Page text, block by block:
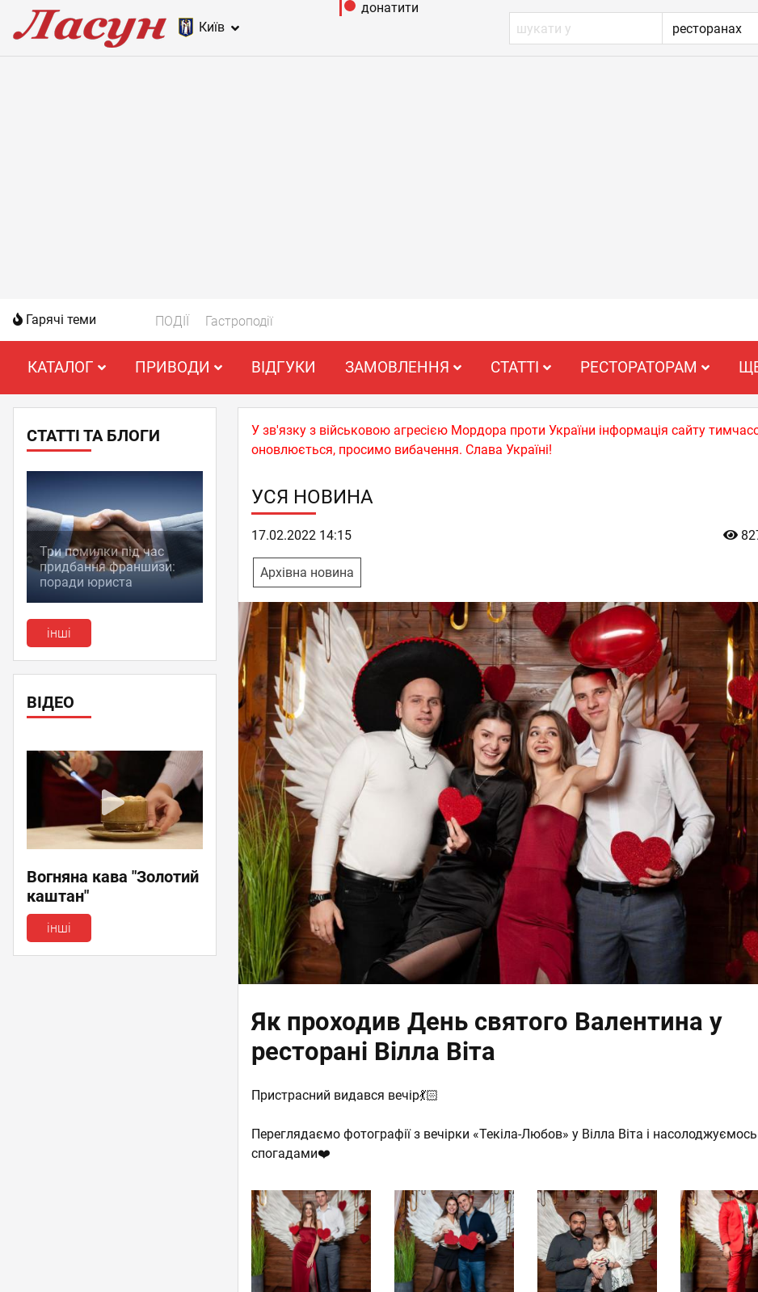
Київ
донатити
Гарячі теми ПОДІЇ Гастроподії
КАТАЛОГ ПРИВОДИ ВІДГУКИ ЗАМОВЛЕННЯ СТАТТІ РЕСТОРАТОРАМ
СТАТТІ ТА БЛОГИ
Три помилки під час
придбання франшизи:
поради юриста
інші
ВІДЕО
Вогняна кава "Золотий
каштан"
інші
У зв'язку з військовою агресією Мордора проти України інформація сайту
оновлюється, просимо вибачення. Слава Україні!
УСЯ НОВИНА
17.02.2022 14:15
Архівна новина
Як проходив День святого Валентина у
ресторані Вілла Віта
Пристрасний видався вечір💃🏻
Переглядаємо фотографії з вечірки «Текіла-Любов» у Вілла Віта і насолоджуємось
спогадами❤️